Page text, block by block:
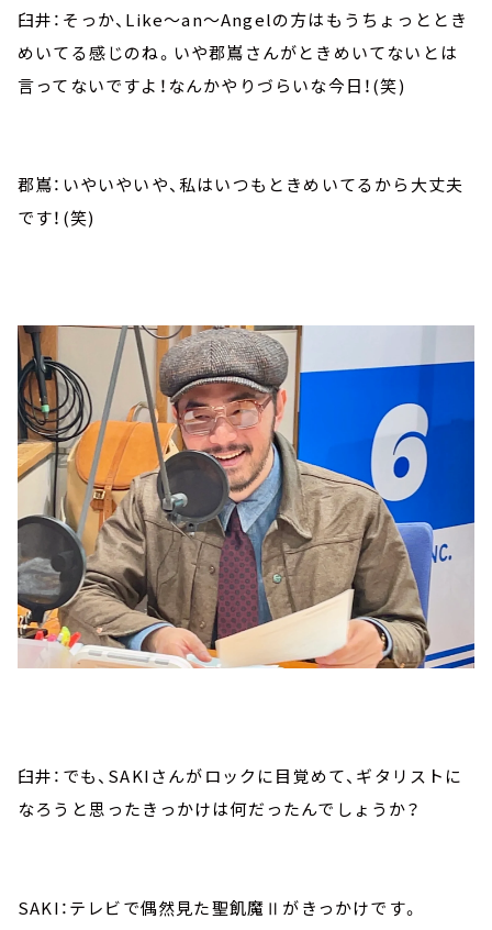
臼井：そっか、Like～an～Angelの方はもうちょっととき
めいてる感じのね。いや郡嶌さんがときめいてないとは
言ってないですよ！なんかやりづらいな今日！(笑)
郡嶌：いやいやいや、私はいつもときめいてるから大丈夫
です！(笑)
臼井：でも、SAKIさんがロックに目覚めて、ギタリストに
なろうと思ったきっかけは何だったんでしょうか？
SAKI：テレビで偶然見た聖飢魔Ⅱがきっかけです。